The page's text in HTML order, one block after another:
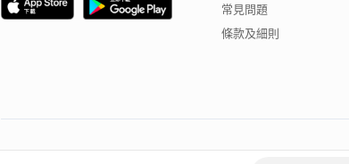
常見問題
條款及細則